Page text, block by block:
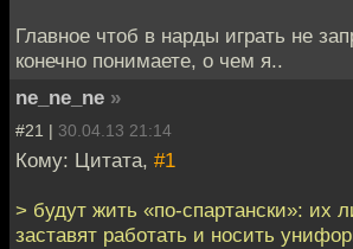
Главное чтоб в нарды играть не
конечно понимаете, о чем я..
ne_ne_ne »
#21 | 30.04.13 21:14
Кому: Цитата, #1
> будут жить «по-спартански»: их
заставят работать и носить